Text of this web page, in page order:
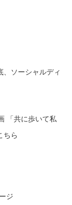
ソーシャルディ
「共に歩いて私
ちら
ージ